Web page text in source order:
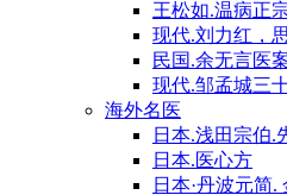
王松如.温病正
现代.刘力红，
民国.余无言医
现代.邹孟城三
海外名医
日本.浅田宗伯.
日本.医心方
日本·丹波元简.